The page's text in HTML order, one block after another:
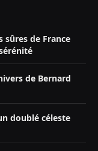
sûres de France
de Bernard
doublé céleste